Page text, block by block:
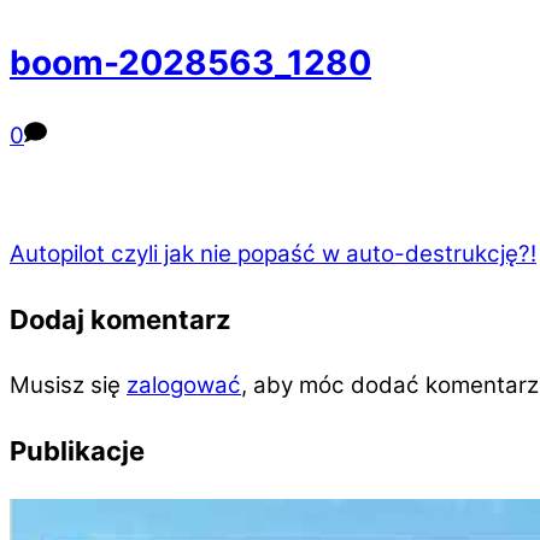
boom-2028563_1280
0
Autopilot czyli jak nie popaść w auto-destrukcję?!
Dodaj komentarz
Musisz się zalogować, aby móc dodać
Publikacje